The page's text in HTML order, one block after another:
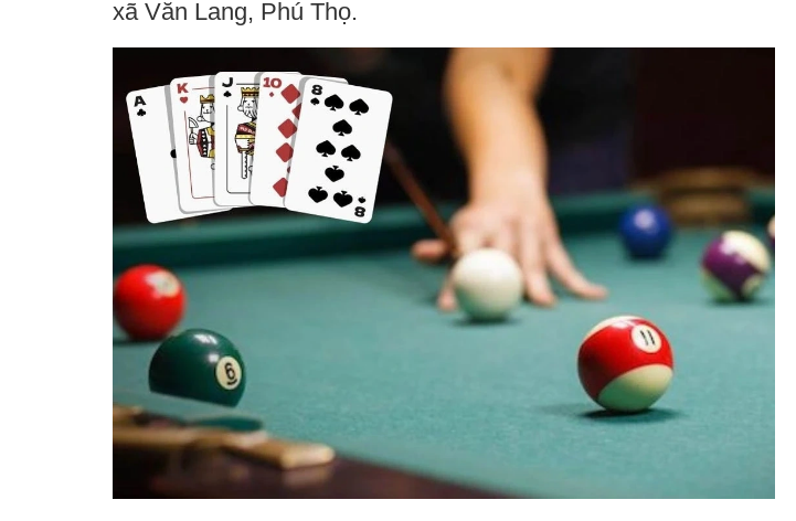
xã Văn Lang, Phú Thọ.